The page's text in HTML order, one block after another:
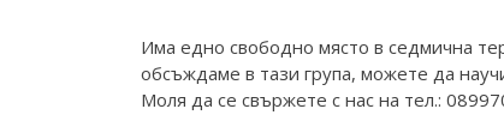
Има едно свободно място в седмична
обсъждаме в тази група, можете да
Моля да се свържете с нас на тел.: